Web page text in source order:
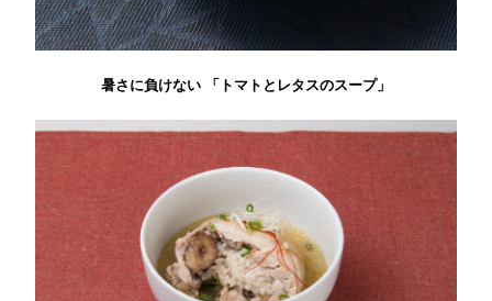
暑さに負けない 「トマトとレタスのスープ」